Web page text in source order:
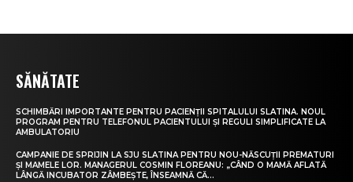
SĂNĂTATE
SCHIMBĂRI IMPORTANTE PENTRU PACIENȚII SPITALULUI SLATINA. NOUL
PROGRAM PENTRU TELEFONUL PACIENTULUI ȘI REGULI SIMPLIFICATE LA
AMBULATORIU
CAMPANIE DE SPRIJIN LA SJU SLATINA PENTRU NOU-NĂSCUȚII PREMATURI
ȘI MAMELE LOR. MANAGERUL COSMIN FLOREANU: „CÂND O MAMĂ AFLATĂ
LÂNGĂ INCUBATOR ZÂMBEȘTE, ÎNSEAMNĂ CĂ...